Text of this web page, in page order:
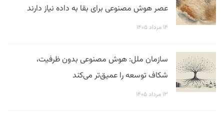
عصر هوش مصنوعی برای بقا به داده نیاز دارند
۱۴ مرداد ۱۴۰۵
سازمان ملل: هوش مصنوعی بدون ظرفیت،
شکاف توسعه را عمیق‌تر می‌کند
۱۳ مرداد ۱۴۰۵